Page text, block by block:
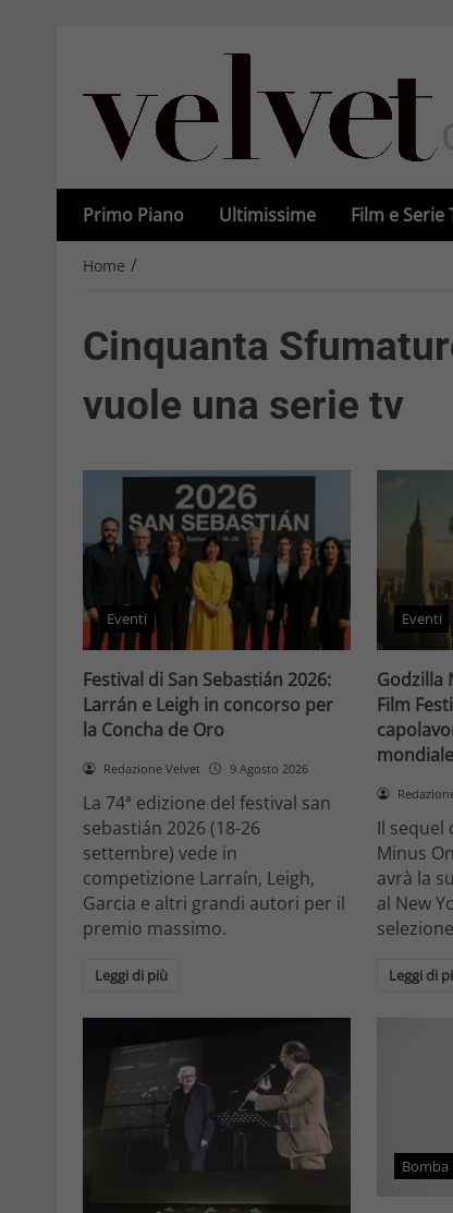
Primo Piano Ultimissime Film e Serie
Home /
Cinquanta
vuole una serie tv
Eventi
Festival di San Sebastián 2026:
Larrán e Leigh in concorso per
la Concha de Oro
Redazione Velvet 9 Agosto 2026
La 74ª edizione del festival san
sebastián 2026 (18-26
settembre) vede in
competizione Larraín, Leigh,
Garcia e altri grandi autori per il
premio massimo.
Leggi di più
Eventi
Godzilla
Film
mondiale
Il sequel
Minus
avrà la
al New
Leggi di
Bomba